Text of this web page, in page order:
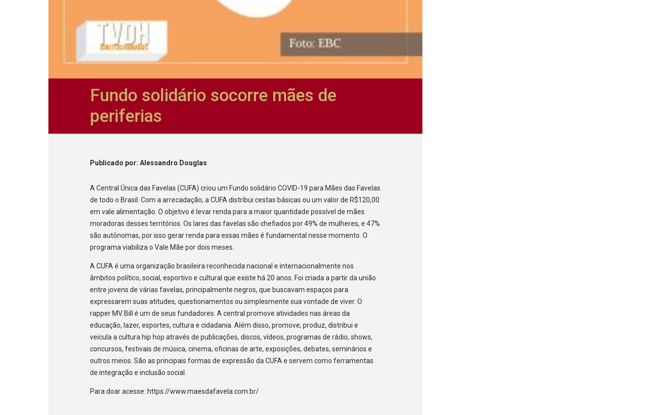
Fundo solidário socorre mães de
periferias
Publicado por: Alessandro Douglas
A Central Única das Favelas (CUFA) criou um Fundo solidário COVID-19 para Mães das Favelas
de todo o Brasil. Com a arrecadação, a CUFA distribui cestas básicas ou um valor de R$120,00
em vale alimentação. O objetivo é levar renda para a maior quantidade possível de mães
moradoras desses territórios. Os lares das favelas são chefiados por 49% de mulheres, e 47%
são autônomas, por isso gerar renda para essas mães é fundamental nesse momento. O
programa viabiliza o Vale Mãe por dois meses.
A CUFA é uma organização brasileira reconhecida nacional e internacionalmente nos
âmbitos político, social, esportivo e cultural que existe há 20 anos. Foi criada a partir da união
entre jovens de várias favelas, principalmente negros, que buscavam espaços para
expressarem suas atitudes, questionamentos ou simplesmente sua vontade de viver. O
rapper MV Bill é um de seus fundadores. A central promove atividades nas áreas da
educação, lazer, esportes, cultura e cidadania. Além disso, promove, produz, distribui e
veicula a cultura hip hop através de publicações, discos, vídeos, programas de rádio, shows,
concursos, festivais de música, cinema, oficinas de arte, exposições, debates, seminários e
outros meios. São as principais formas de expressão da CUFA e servem como ferramentas
de integração e inclusão social.
Para doar acesse: https://www.maesdafavela.com.br/